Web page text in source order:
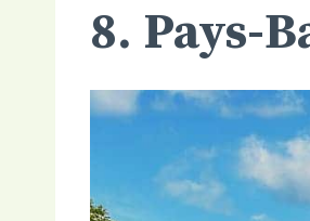
8. Pays-